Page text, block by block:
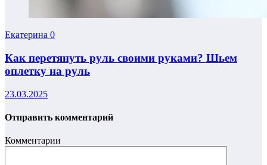
Екатерина 0
Как перетянуть руль своими руками? Шьем
оплетку на руль
23.03.2025
Отправить комментарий
Комментарии